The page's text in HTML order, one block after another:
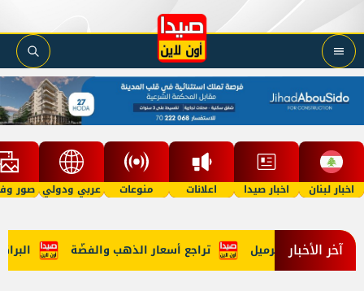
اخبار لبنان اخبار صيدا اعلانات منوعات عربي ودولي صور
آخر الأخبار تراجع أسعار الذهب والفضّة